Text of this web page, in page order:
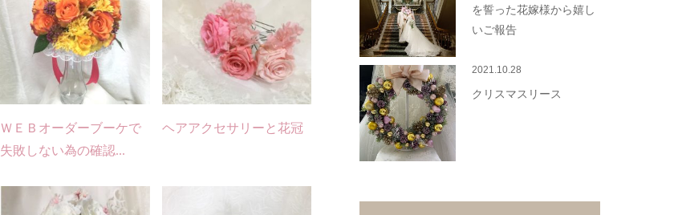
ＷＥＢオーダーブーケで
失敗しない為の確認...
ヘアアクセサリーと花冠
を誓った花嫁様から嬉し
いご報告
2021.10.28
クリスマスリース